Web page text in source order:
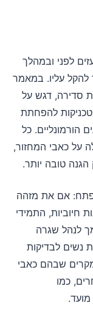
לפני ובמהלך
עליו. במאמר
סדירה, דגש על
טכניקות להפחתת
הורמונליים. כל
על כאבי המחזור,
טובה יותר.
אם את מזהה
חיוביות, התמידי
לנהל שגרה
נשים לבדיקות
מקרים שבהם כאבי
כמו